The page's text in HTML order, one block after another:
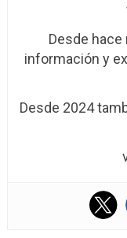
Desde hace
información y
Desde 2024